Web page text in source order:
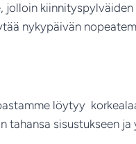
nykypäivän
löytyy
tahansa sisustukseen ja